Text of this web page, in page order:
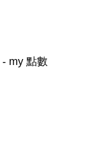
my 點數